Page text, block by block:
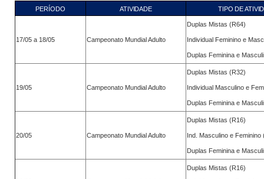
PERÍODO ATIVIDADE TIPO DE
17/05 a 18/05 Campeonato Mundial Adulto
Duplas Mistas (R64)
Individual Feminino e
Duplas Feminina e
19/05 Campeonato Mundial Adulto
Duplas Mistas (R32)
Individual Masculino e
Duplas Feminina e
20/05 Campeonato Mundial Adulto
Duplas Mistas (R16)
Ind. Masculino e Feminino
Duplas Feminina e
Duplas Mistas (R16)